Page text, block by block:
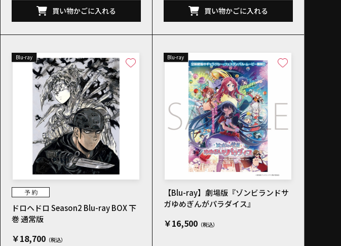
買い物かごに入れる 買い物かごに入れる
Blu-ray
ドロヘドロ Season2 Blu-ray BOX 下
巻 通常版
￥18,700
Blu-ray
【Blu-ray】劇場版『ゾンビランドサ
ガゆめぎんがパラダイス』
￥16,500